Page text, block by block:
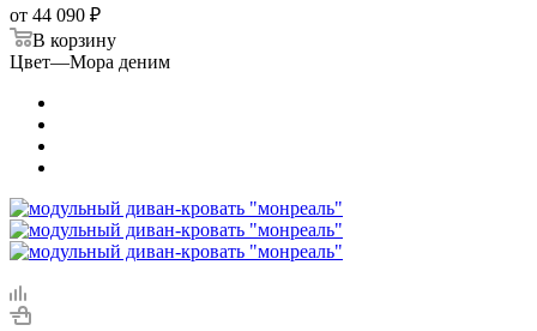
от 44 090 ₽
В корзину
Цвет—Мора деним